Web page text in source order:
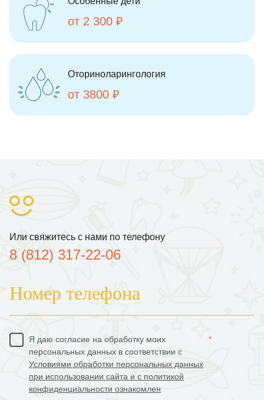
от 2 300 ₽
Оториноларингология
от 3800 ₽
Или свяжитесь с нами по телефону
8 (812) 317-22-06
Номер телефона
Я даю согласие на обработку моих
персональных данных в соответствии с
Условиями обработки персональных данных
при использовании сайта и с политикой
конфиденциальности ознакомлен
*